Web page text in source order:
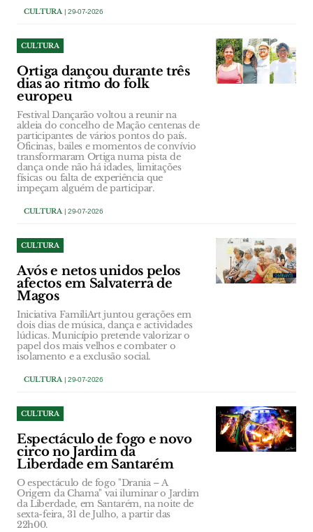
CULTURA| 29-07-2026
CULTURA
Ortiga dançou durante três
dias ao ritmo do folk
europeu
Festival Dançarão voltou a reunir na
aldeia do concelho de Mação centenas de
participantes de vários pontos do país.
Oficinas, bailes e momentos de convívio
transformaram Ortiga numa pista de
dança onde não há idades, limitações
físicas ou falta de experiência que
impeçam alguém de participar.
CULTURA| 29-07-2026
CULTURA
Avós e netos unidos pelos
afectos em Salvaterra de
Magos
Iniciativa FamiliArt juntou gerações em
dois dias de música, dança e actividades
lúdicas. Município pretende valorizar o
papel dos mais velhos e combater o
isolamento e a exclusão social.
CULTURA| 29-07-2026
CULTURA
Espectáculo de fogo e novo
circo no Jardim da
Liberdade em Santarém
O espectáculo de fogo "Drania – A
Origem da Chama" vai iluminar o Jardim
da Liberdade, em Santarém, na noite de
sexta-feira, 31 de Julho, a partir das
22h00.